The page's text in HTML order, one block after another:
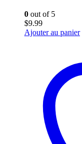
0 out of 5
$9.99
Ajouter au panier